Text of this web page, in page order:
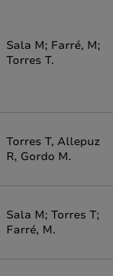
Sala M; Farré, M;
Torres T.
Torres T, Allepuz
R, Gordo M.
Sala M; Torres T;
Farré, M.